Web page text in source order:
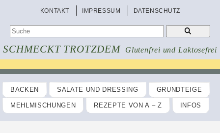
KONTAKT IMPRESSUM DATENSCHUTZ
SCHMECKT TROTZDEM Glutenfrei und Laktosefrei
BACKEN SALATE UND DRESSING GRUNDTEIGE
MEHLMISCHUNGEN REZEPTE VON A – Z INFOS